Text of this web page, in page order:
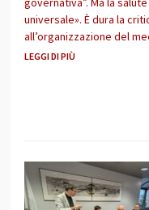
universale». È dura la
all’organizzazione del
LEGGI DI PIÙ